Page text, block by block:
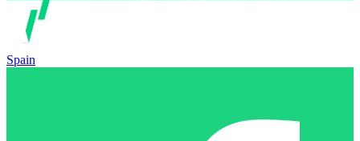
Spain